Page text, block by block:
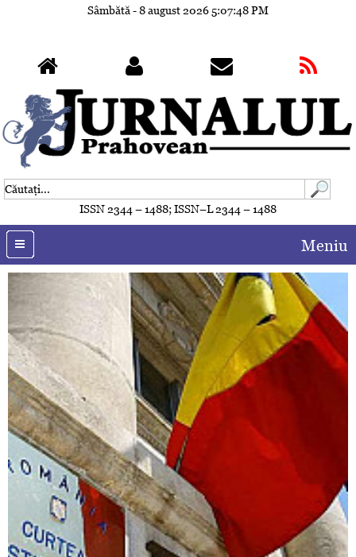
Sâmbătă - 8 august 2026 5:07:48 PM
ISSN 2344 – 1488; ISSN–L 2344 – 1488
Meniu